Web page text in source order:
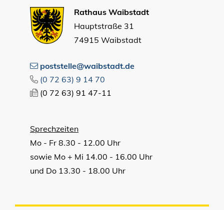
Rathaus Waibstadt
Hauptstraße 31
74915 Waibstadt
poststelle@waibstadt.de
(0 72 63) 9 14 70
(0 72 63) 91 47-11
Sprechzeiten
Mo - Fr 8.30 - 12.00 Uhr
sowie Mo + Mi 14.00 - 16.00 Uhr
und Do 13.30 - 18.00 Uhr